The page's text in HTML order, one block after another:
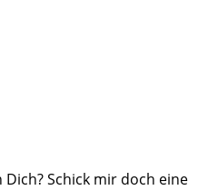
Schick mir doch eine